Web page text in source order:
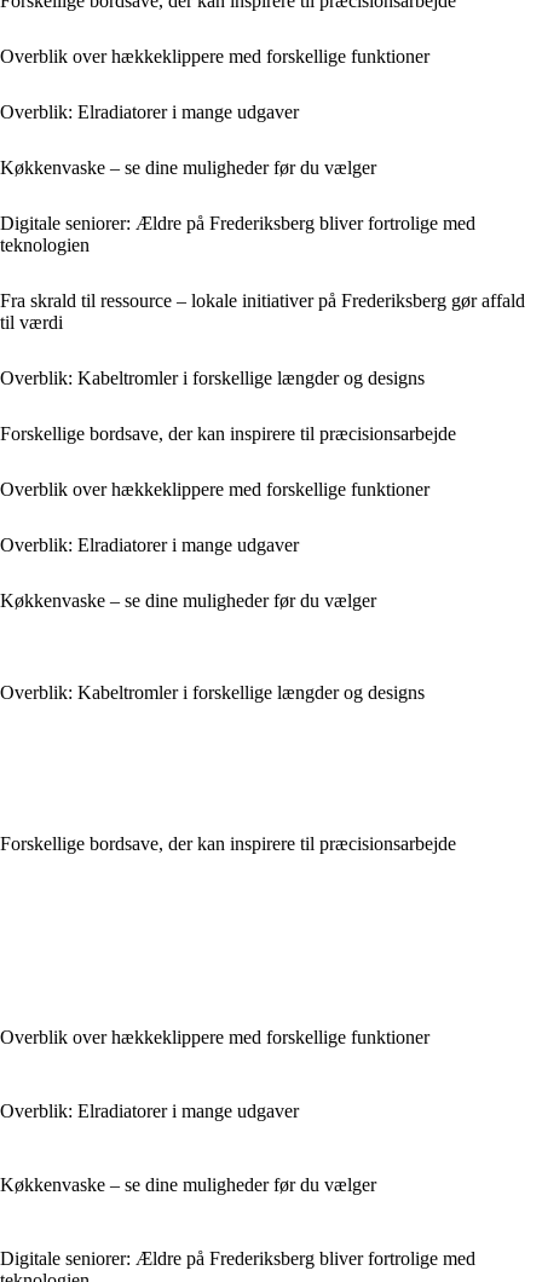
Overblik over hækkeklippere med forskellige funktioner
Overblik: Elradiatorer i mange udgaver
Køkkenvaske – se dine muligheder før du vælger
Digitale seniorer: Ældre på Frederiksberg bliver fortrolige med
teknologien
Fra skrald til ressource – lokale initiativer på Frederiksberg gør affald
til værdi
Overblik: Kabeltromler i forskellige længder og designs
Forskellige bordsave, der kan inspirere til præcisionsarbejde
Overblik over hækkeklippere med forskellige funktioner
Overblik: Elradiatorer i mange udgaver
Køkkenvaske – se dine muligheder før du vælger
Overblik: Kabeltromler i forskellige længder og designs
Forskellige bordsave, der kan inspirere til præcisionsarbejde
Overblik over hækkeklippere med forskellige funktioner
Overblik: Elradiatorer i mange udgaver
Køkkenvaske – se dine muligheder før du vælger
Digitale seniorer: Ældre på Frederiksberg bliver fortrolige med